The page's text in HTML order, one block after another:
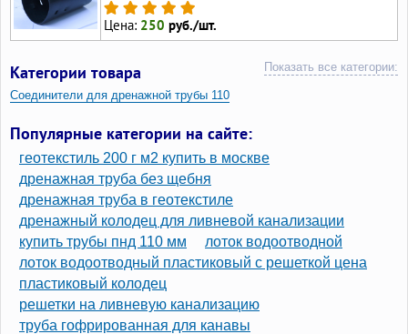
Цена: 250 руб./шт.
Категории товара Показать все категории:
Соединители для дренажной трубы 110
Популярные категории на сайте:
геотекстиль 200 г м2 купить в москве
дренажная труба без щебня
дренажная труба в геотекстиле
дренажный колодец для ливневой канализации
купить трубы пнд 110 мм
лоток водоотводной
лоток водоотводный пластиковый с решеткой цена
пластиковый колодец
решетки на ливневую канализацию
труба гофрированная для канавы